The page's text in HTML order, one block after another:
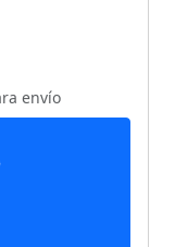
envío